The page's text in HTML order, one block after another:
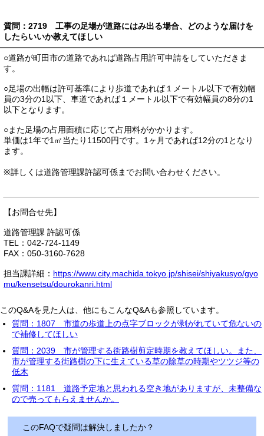
質問：2719 工事の足場が道路にはみ出る場合、どのような届けを
したらいいか教えてほしい
○道路が町田市の道路であれば道路占用許可申請をしていただきま
す。
○足場の出幅は許可基準により歩道であれば１メートル以下で有効幅
員の3分の1以下、車道であれば１メートル以下で有効幅員の8分の1
以下となります。
○また足場の占用面積に応じて占用料がかかります。
単価は1年で1㎡当たり11500円です。1ヶ月であれば12分の1となり
ます。
※詳しくは道路管理課許認可係までお問い合わせください。
【お問合せ先】
道路管理課 許認可係
TEL：042-724-1149
FAX：050-3160-7628
担当課詳細： https://www.city.machida.tokyo.jp/shisei/shiyakusyo/gyo
mu/kensetsu/dourokanri.html
このQ&Aを見た人は、他にもこんなQ&Aも参照しています。
質問：1807 市道の歩道上の点字ブロックが剥がれていて危ないの
で補修してほしい
質問：2039 市が管理する街路樹剪定時期を教えてほしい。また、
市が管理する街路樹の下に生えている草の除草の時期やツツジ等の
低木
質問：1181 道路予定地と思われる空き地がありますが、未整備な
ので売ってもらえませんか。
このFAQで疑問は解決しましたか？